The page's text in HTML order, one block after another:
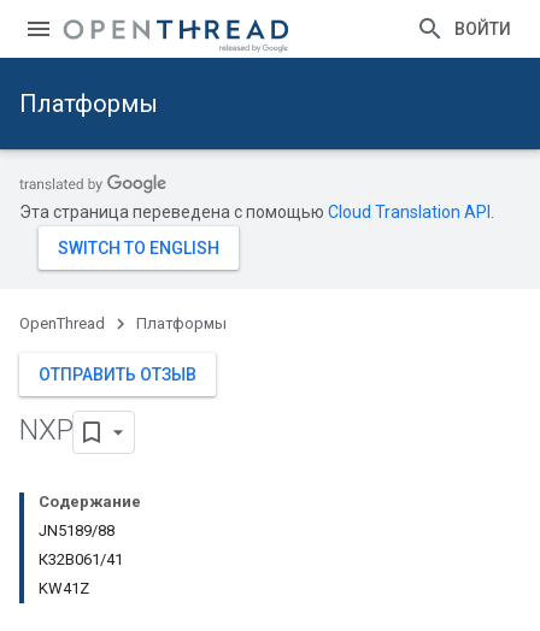
ВОЙТИ
Платформы
Эта страница переведена с помощью Cloud Translation API
OpenThread Платформы
ОТПРАВИТЬ ОТЗЫВ
NXP
Содержание
JN5189/88
К32В061/41
KW41Z